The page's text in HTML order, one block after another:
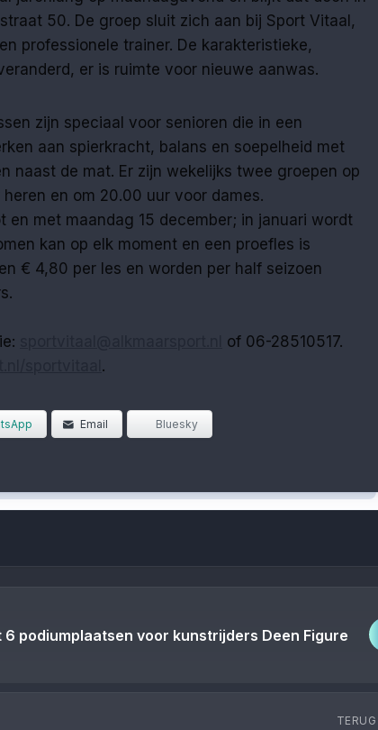
50. De groep sluit zich aan bij Sport Vitaal,
professionele trainer. De karakteristieke,
er is ruimte voor nieuwe aanwas.
zijn speciaal voor senioren die in een
aan spierkracht, balans en soepelheid met
naast de mat. Er zijn wekelijks twee groepen op
en om 20.00 uur voor dames.
en met maandag 15 december; in januari wordt
kan op elk moment en een proefles is
€ 4,80 per les en worden per half seizoen
of 06-28510517.
.
Email Bluesky
podiumplaatsen voor kunstrijders Deen Figure
TERUG